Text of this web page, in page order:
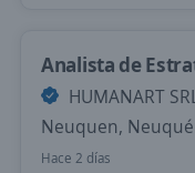
Analista de
HUMANART
Neuquen,
Hace 2 días